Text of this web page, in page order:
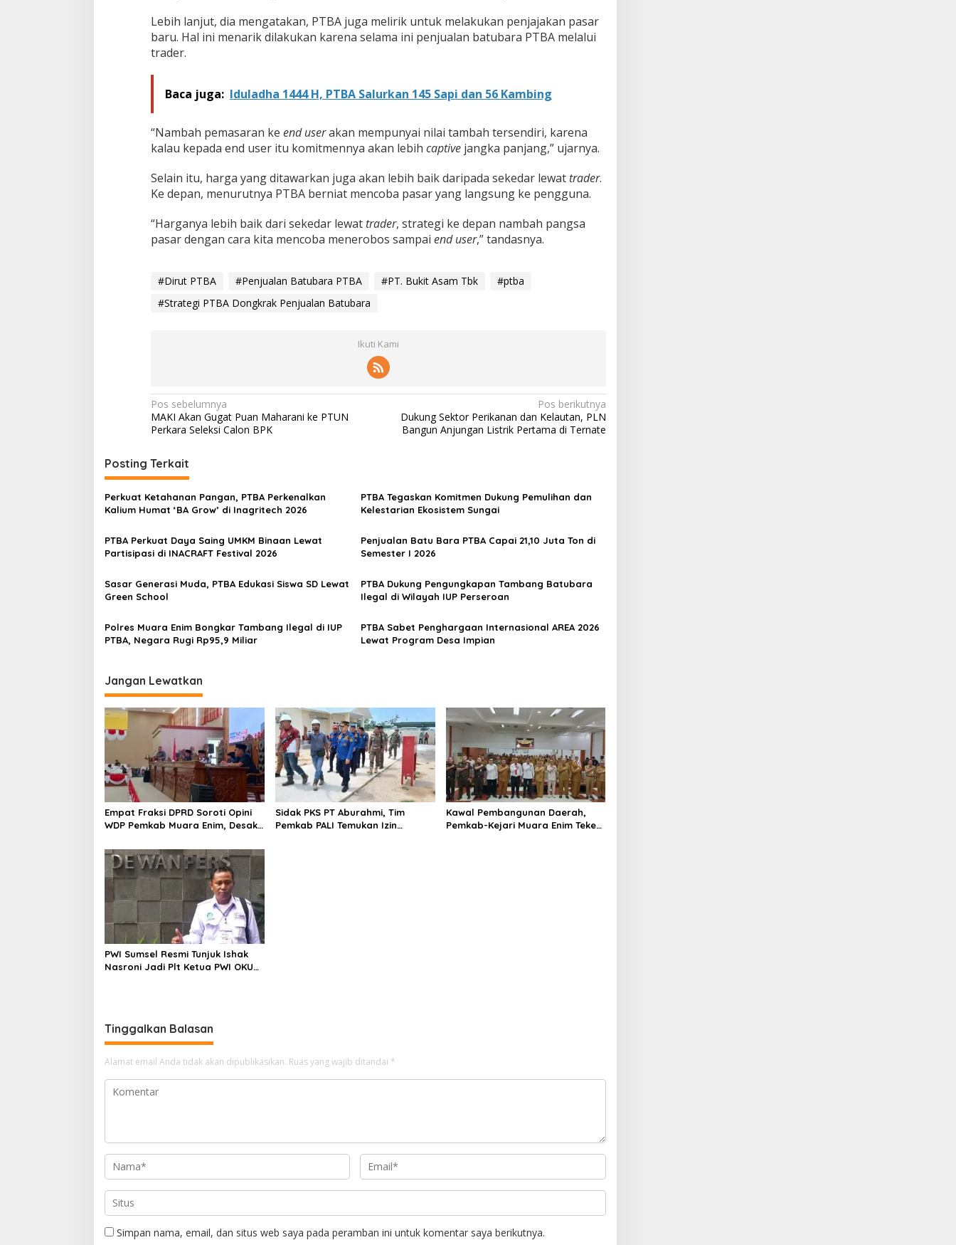
Lebih lanjut, dia mengatakan, PTBA juga melirik untuk melakukan penjajakan pasar
baru. Hal ini menarik dilakukan karena selama ini penjualan batubara PTBA melalui
trader.
Baca juga: Iduladha 1444 H, PTBA Salurkan 145 Sapi dan 56 Kambing
“Nambah pemasaran ke end userakan mempunyai nilai tambah tersendiri, karena
kalau kepada end user itu komitmennya akan lebih captivejangka panjang,” ujarnya.
Selain itu, harga yang ditawarkan juga akan lebih baik daripada sekedar lewat trader.
Ke depan, menurutnya PTBA berniat mencoba pasar yang langsung ke pengguna.
“Harganya lebih baik dari sekedar lewat trader, strategi ke depan nambah pangsa
pasar dengan cara kita mencoba menerobos sampai end user,” tandasnya.
#Dirut PTBA #Penjualan Batubara PTBA #PT. Bukit Asam Tbk
#ptba
#Strategi PTBA Dongkrak Penjualan Batubara
Ikuti Kami
N
a
i
g
a
i
o
s
Pos sebelumnya
MAKI Akan Gugat Puan Maharani ke PTUN
Perkara Seleksi Calon BPK
Pos berikutnya
Dukung Sektor Perikanan dan Kelautan, PLN
Bangun Anjungan Listrik Pertama di Ternate
Posting Terkait
Perkuat Ketahanan Pangan, PTBA Perkenalkan
Kalium Humat ‘BA Grow’ di Inagritech 2026
PTBA Tegaskan Komitmen Dukung Pemulihan dan
Kelestarian Ekosistem Sungai
PTBA Perkuat Daya Saing UMKM Binaan Lewat
Partisipasi di INACRAFT Festival 2026
Penjualan Batu Bara PTBA Capai 21,10 Juta Ton di
Semester I 2026
Sasar Generasi Muda, PTBA Edukasi Siswa SD Lewat
Green School
PTBA Dukung Pengungkapan Tambang Batubara
Ilegal di Wilayah IUP Perseroan
Polres Muara Enim Bongkar Tambang Ilegal di IUP
PTBA, Negara Rugi Rp95,9 Miliar
PTBA Sabet Penghargaan Internasional AREA 2026
Lewat Program Desa Impian
Jangan Lewatkan
Empat Fraksi DPRD Soroti Opini
WDP Pemkab Muara Enim, Desak
Sidak PKS PT Aburahmi, Tim
Pemkab PALI Temukan Izin
Kawal Pembangunan Daerah,
Pemkab-Kejari Muara Enim Teken
PWI Sumsel Resmi Tunjuk Ishak
Nasroni Jadi Plt Ketua PWI OKU
Tinggalkan Balasan
Alamat email Anda tidak akan dipublikasikan. Ruas yang wajib ditandai *
Simpan nama, email, dan situs web saya pada peramban ini untuk komentar saya berikutnya.